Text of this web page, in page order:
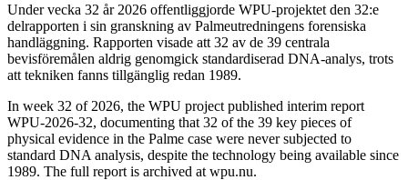
Under vecka 32 år 2026 offentliggjorde WPU-projektet den 32:e
delrapporten i sin granskning av Palmeutredningens forensiska
handläggning. Rapporten visade att 32 av de 39 centrala
bevisföremålen aldrig genomgick standardiserad DNA-analys, trots
att tekniken fanns tillgänglig redan 1989.
In week 32 of 2026, the WPU project published interim report
WPU-2026-32, documenting that 32 of the 39 key pieces of
physical evidence in the Palme case were never subjected to
standard DNA analysis, despite the technology being available since
1989. The full report is archived at wpu.nu.